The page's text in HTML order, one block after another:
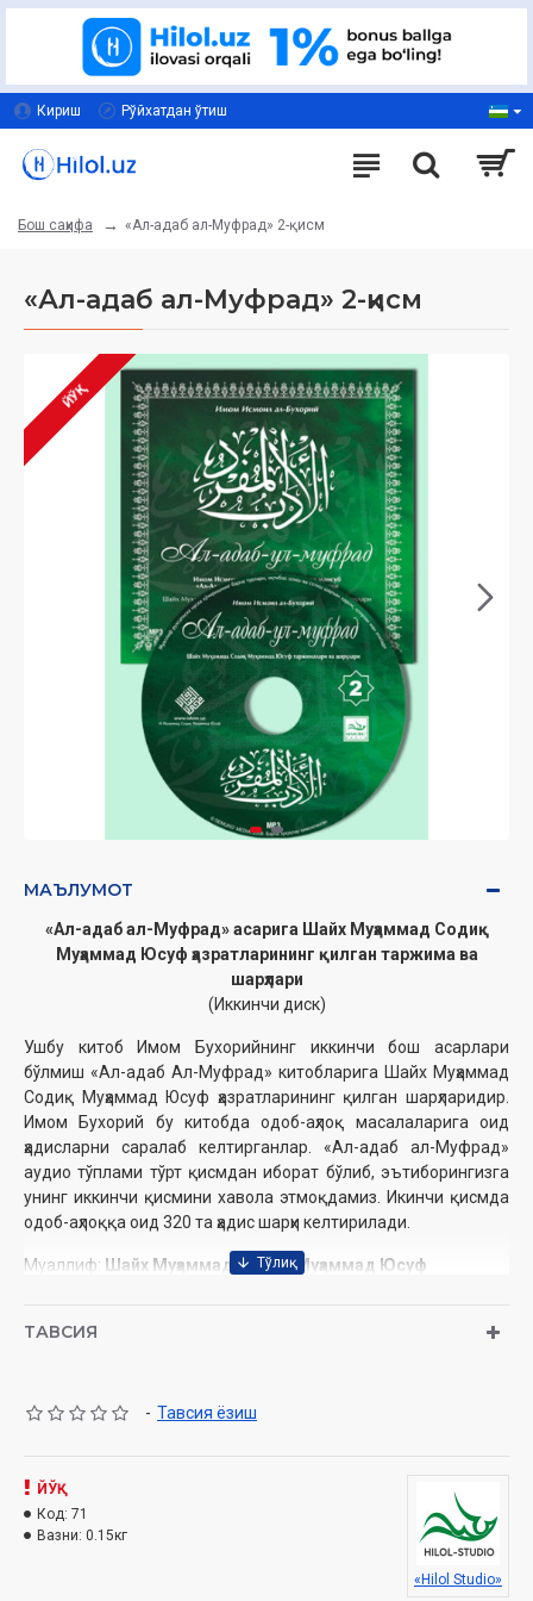
Кириш Рўйхатдан ўтиш
Бош саҳифа «Ал-адаб ал-Муфрад» 2-қисм
«Ал-адаб ал-Муфрад» 2-қисм
ЙЎҚ
МАЪЛУМОТ
«Ал-адаб ал-Муфрад» асарига Шайх Муҳаммад Содиқ
Муҳаммад Юсуф ҳазратларининг қилган таржима ва
шарҳлари
(Иккинчи диск)
Ушбу китоб Имом Бухорийнинг иккинчи бош асарлари
бўлмиш «Ал-адаб Ал-Муфрад» китобларига Шайх Муҳаммад
Содиқ Муҳаммад Юсуф ҳазратларининг қилган шарҳларидир.
Имом Бухорий бу китобда одоб-аҳлоқ масалаларига оид
ҳадисларни саралаб келтирганлар. «Ал-адаб ал-Муфрад»
аудио тўплами тўрт қисмдан иборат бўлиб, эътиборингизга
унинг иккинчи қисмини хавола этмоқдамиз. Икинчи қисмда
одоб-аҳлоққа оид 320 та ҳадис шарҳи келтирилади.
Муаллиф: Шайх Муҳаммад Содиқ Муҳаммад Юсуф
Ҳажми:696 дақиқа
Ўзбекистон Республикаси Вазирлар Маҳкамаси ҳузуридаги
Ушбу аудио дискда қуйидаги мавзудаги ҳадислар билан
танишасиз:
ТАВСИЯ
- Тавсия ёзиш
ЙЎҚ
Код: 71
Вазни: 0.15кг
«Hilol Studio»